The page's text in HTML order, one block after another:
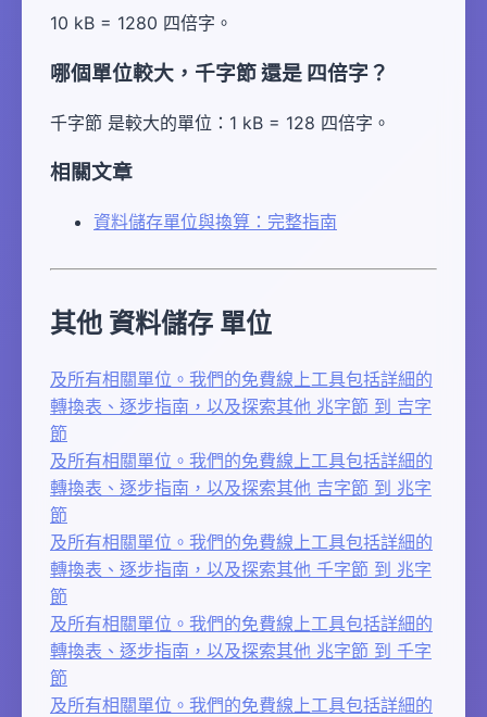
10 kB = 1280 四倍字。
哪個單位較大，千字節 還是 四倍字？
千字節 是較大的單位：1 kB = 128 四倍字。
相關文章
資料儲存單位與換算：完整指南
其他 資料儲存 單位
及所有相關單位。我們的免費線上工具包括詳細的
轉換表、逐步指南，以及探索其他 兆字節 到 吉字
節
及所有相關單位。我們的免費線上工具包括詳細的
轉換表、逐步指南，以及探索其他 吉字節 到 兆字
節
及所有相關單位。我們的免費線上工具包括詳細的
轉換表、逐步指南，以及探索其他 千字節 到 兆字
節
及所有相關單位。我們的免費線上工具包括詳細的
轉換表、逐步指南，以及探索其他 兆字節 到 千字
節
及所有相關單位。我們的免費線上工具包括詳細的